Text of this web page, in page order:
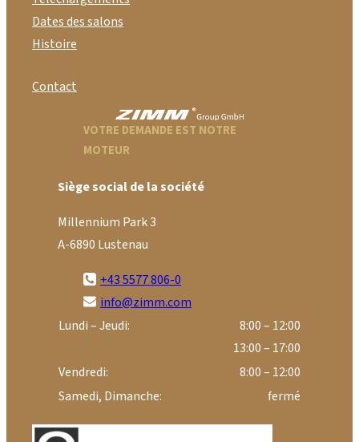
Dates des salons
Histoire
Contact
VOTRE DEMANDE EST NOTRE
MOTEUR
Siège social de la société
Millennium Park 3
A-6890 Lustenau
+43 5577 806-0
info@zimm.com
Lundi – Jeudi:
8:00 – 12:00
13:00 – 17:00
Vendredi:
8:00 – 12:00
Samedi, Dimanche:
fermé